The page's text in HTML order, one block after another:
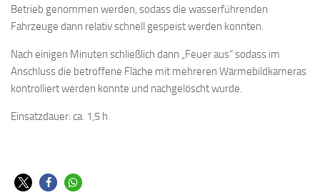
Betrieb genommen werden, sodass die wasserführenden
Fahrzeuge dann relativ schnell gespeist werden konnten.
Nach einigen Minuten schließlich dann „Feuer aus“ sodass im
Anschluss die betroffene Fläche mit mehreren Wärmebildkameras
kontrolliert werden konnte und nachgelöscht wurde.
Einsatzdauer: ca. 1,5 h